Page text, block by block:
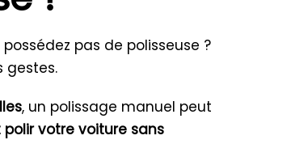
pas de polisseuse ?
gestes.
, un polissage manuel peut
votre voiture sans